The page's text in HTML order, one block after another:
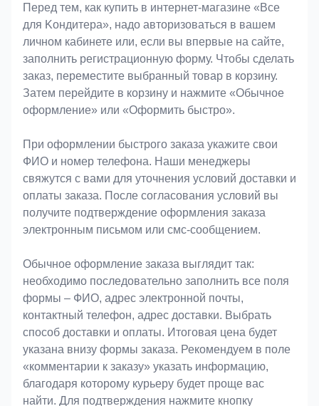
Оформление заказа
Перед тем, как купить в интернет-магазине «Bce
для Koндитeрa», надо авторизоваться в вашем
личном кабинете или, если вы впервые на сайте,
заполнить регистрационную форму. Чтобы сделать
заказ, переместите выбранный товар в корзину.
Затем перейдите в корзину и нажмите «Обычное
оформление» или «Оформить быстро».
При оформлении быстрого заказа укажите свои
ФИО и номер телефона. Наши менеджеры
свяжутся с вами для уточнения условий доставки и
оплаты заказа. После согласования условий вы
получите подтверждение оформления заказа
электронным письмом или смс-сообщением.
Обычное оформление заказа выглядит так:
необходимо последовательно заполнить все поля
формы – ФИО, адрес электронной почты,
контактный телефон, адрес доставки. Выбрать
способ доставки и оплаты. Итоговая цена будет
указана внизу формы заказа. Рекомендуем в поле
«комментарии к заказу» указать информацию,
благодаря которому курьеру будет проще вас
найти. Для подтверждения нажмите кнопку